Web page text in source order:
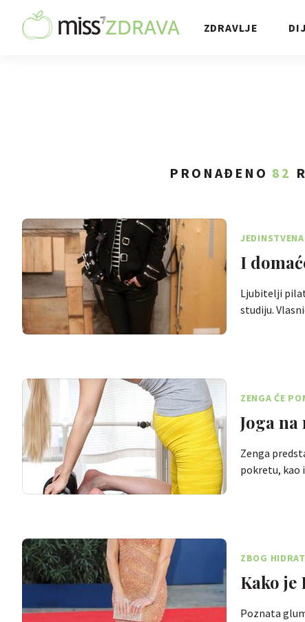
ZDRAVLJE
PRONAĐENO 82
I
Ljubitelji
studiju.
ZENGA ĆE
Joga
Zenga
pokretu, kao
ZBOG
Kako je
Poznata